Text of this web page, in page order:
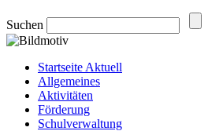
Suchen
Startseite Aktuell
Allgemeines
Aktivitäten
Förderung
Schulverwaltung